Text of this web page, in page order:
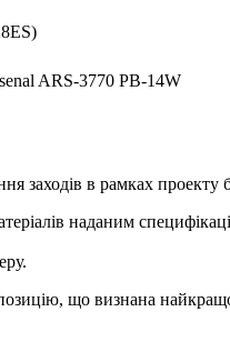
ARS-3770 PB-14W
заходів в рамках проекту
наданим
що визнана